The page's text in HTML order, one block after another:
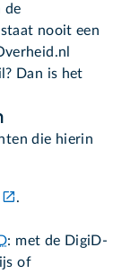
de
nooit een
Dan is het
die hierin
.
: met de DigiD-
of